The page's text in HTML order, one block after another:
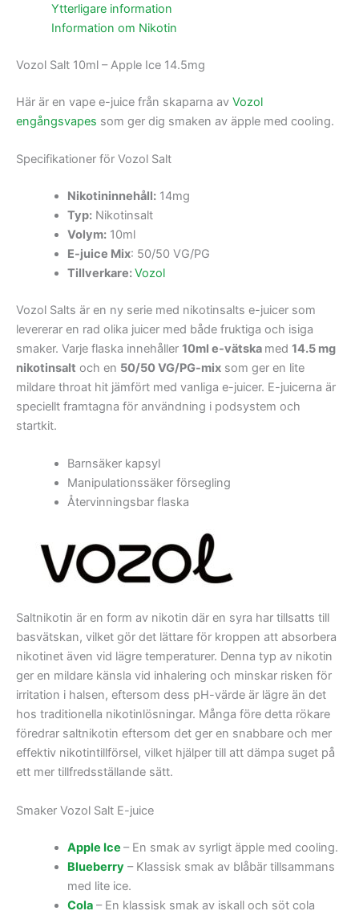
Ytterligare information
Information om Nikotin
Vozol Salt 10ml – Apple Ice 14.5mg
Här är en vape e-juice från skaparna av Vozol
engångsvapes som ger dig smaken av äpple med cooling.
Specifikationer för Vozol Salt
Nikotininnehåll:14mg
Typ:Nikotinsalt
Volym:10ml
E-juice Mix: 50/50 VG/PG
Tillverkare:Vozol
Vozol Salts är en ny serie med nikotinsalts e-juicer som
levererar en rad olika juicer med både fruktiga och isiga
smaker. Varje flaska innehåller 10ml e-vätska med 14.5 mg
nikotinsalt och en 50/50 VG/PG-mix som ger en lite
mildare throat hit jämfört med vanliga e-juicer. E-juicerna är
speciellt framtagna för användning i podsystem och
startkit.
Barnsäker kapsyl
Manipulationssäker försegling
Återvinningsbar flaska
Saltnikotin är en form av nikotin där en syra har tillsatts till
basvätskan, vilket gör det lättare för kroppen att absorbera
nikotinet även vid lägre temperaturer. Denna typ av nikotin
ger en mildare känsla vid inhalering och minskar risken för
irritation i halsen, eftersom dess pH-värde är lägre än det
hos traditionella nikotinlösningar. Många före detta rökare
föredrar saltnikotin eftersom det ger en snabbare och mer
effektiv nikotintillförsel, vilket hjälper till att dämpa suget på
ett mer tillfredsställande sätt.
Smaker Vozol Salt E-juice
Apple Ice – En smak av syrligt äpple med cooling.
Blueberry – Klassisk smak av blåbär tillsammans
med lite ice.
Cola – En klassisk smak av iskall och söt cola